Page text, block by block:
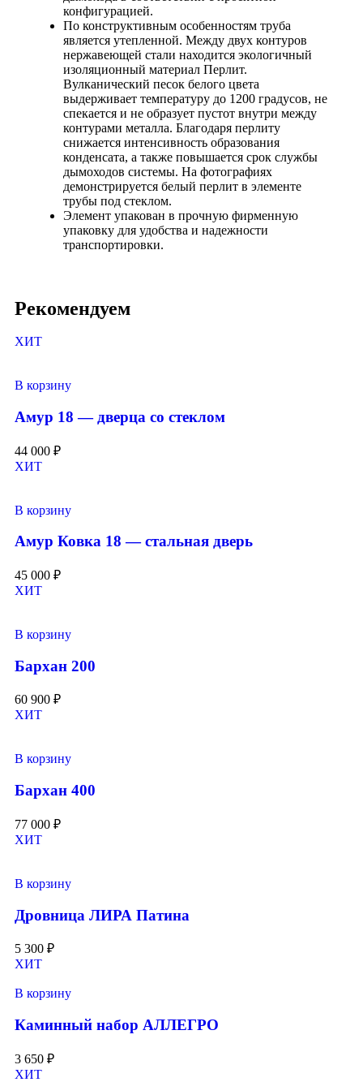
конфигурацией.
По конструктивным особенностям труба
является утепленной. Между двух контуров
нержавеющей стали находится экологичный
изоляционный материал Перлит.
Вулканический песок белого цвета
выдерживает температуру до 1200 градусов, не
спекается и не образует пустот внутри между
контурами металла. Благодаря перлиту
снижается интенсивность образования
конденсата, а также повышается срок службы
дымоходов системы. На фотографиях
демонстрируется белый перлит в элементе
трубы под стеклом.
Элемент упакован в прочную фирменную
упаковку для удобства и надежности
транспортировки.
Рекомендуем
ХИТ
В корзину
Амур 18 — дверца со стеклом
44 000 ₽
ХИТ
В корзину
Амур Ковка 18 — стальная дверь
45 000 ₽
ХИТ
В корзину
Бархан 200
60 900 ₽
ХИТ
В корзину
Бархан 400
77 000 ₽
ХИТ
В корзину
Дровница ЛИРА Патина
5 300 ₽
ХИТ
В корзину
Каминный набор АЛЛЕГРО
3 650 ₽
ХИТ